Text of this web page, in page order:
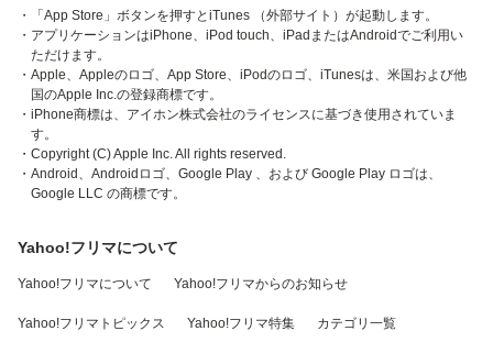
・「App Store」ボタンを押すとiTunes （外部サイト）が起動します。
・アプリケーションはiPhone、iPod touch、iPadまたはAndroidでご利用い
ただけます。
・Apple、Appleのロゴ、App Store、iPodのロゴ、iTunesは、米国および他
国のApple Inc.の登録商標です。
・iPhone商標は、アイホン株式会社のライセンスに基づき使用されていま
す。
・Copyright (C) Apple Inc. All rights reserved.
・Android、Androidロゴ、Google Play 、および Google Play ロゴは、
Google LLC の商標です。
Yahoo!フリマについて
Yahoo!フリマについて Yahoo!フリマからのお知らせ
Yahoo!フリマトピックス Yahoo!フリマ特集 カテゴリ一覧